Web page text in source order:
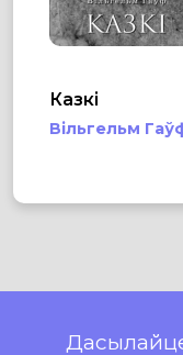
Казкі
Вільгельм